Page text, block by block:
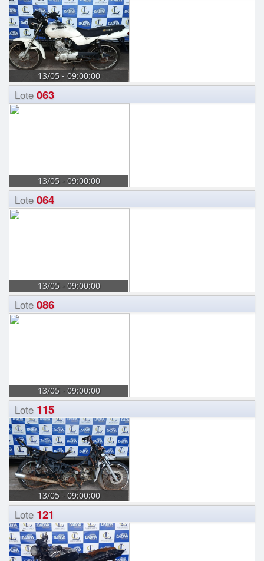
13/05 - 09:00:00
Lote 063
13/05 - 09:00:00
Lote 064
13/05 - 09:00:00
Lote 086
13/05 - 09:00:00
Lote 115
13/05 - 09:00:00
Lote 121